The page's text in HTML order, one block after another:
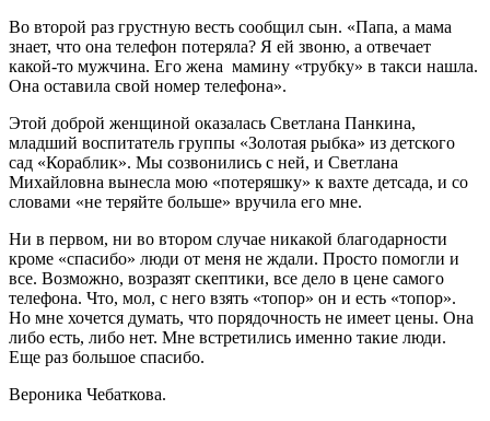
Во второй раз грустную весть сообщил сын. «Папа, а мама
знает, что она телефон потеряла? Я ей звоню, а отвечает
какой-то мужчина. Его жена мамину «трубку» в такси нашла.
Она оставила свой номер телефона».
Этой доброй женщиной оказалась Светлана Панкина,
младший воспитатель группы «Золотая рыбка» из детского
сад «Кораблик». Мы созвонились с ней, и Светлана
Михайловна вынесла мою «потеряшку» к вахте детсада, и со
словами «не теряйте больше» вручила его мне.
Ни в первом, ни во втором случае никакой благодарности
кроме «спасибо» люди от меня не ждали. Просто помогли и
все. Возможно, возразят скептики, все дело в цене самого
телефона. Что, мол, с него взять «топор» он и есть «топор».
Но мне хочется думать, что порядочность не имеет цены. Она
либо есть, либо нет. Мне встретились именно такие люди.
Еще раз большое спасибо.
Вероника Чебаткова.